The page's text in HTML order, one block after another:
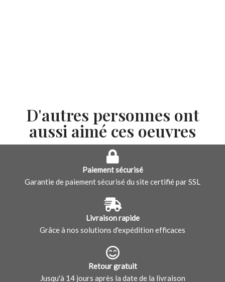
D'autres personnes ont
aussi aimé ces oeuvres
Paiement sécurisé
Garantie de paiement sécurisé du site certifié par SSL
Livraison rapide
Grâce à nos solutions d'expédition efficaces
Retour gratuit
Jusqu'à 14 jours après la date de la livraison